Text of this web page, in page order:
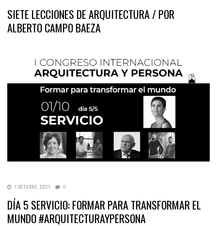
SIETE LECCIONES DE ARQUITECTURA / POR
ALBERTO CAMPO BAEZA
1 OCTUBRE, 2021 0
DÍA 5 SERVICIO: FORMAR PARA TRANSFORMAR EL
MUNDO #ARQUITECTURAYPERSONA